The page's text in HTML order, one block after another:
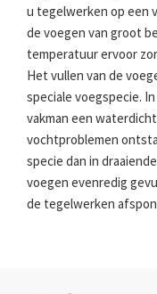
u tegelwerken op een
de voegen van groot
temperatuur ervoor
Het vullen van de
speciale voegspecie.
vakman een
vochtproblemen
specie dan in
voegen evenredig
de tegelwerken